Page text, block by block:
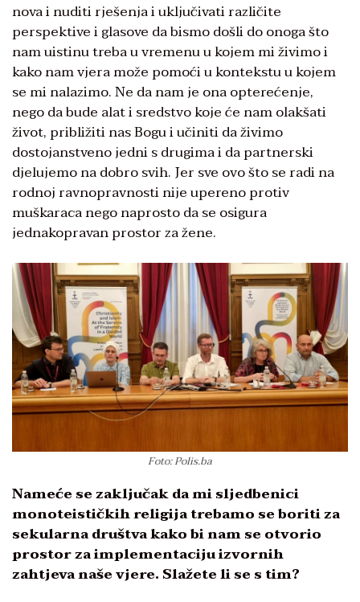
nova i nuditi rješenja i uključivati različite
perspektive i glasove da bismo došli do onoga što
nam uistinu treba u vremenu u kojem mi živimo i
kako nam vjera može pomoći u kontekstu u kojem
se mi nalazimo. Ne da nam je ona opterećenje,
nego da bude alat i sredstvo koje će nam olakšati
život, približiti nas Bogu i učiniti da živimo
dostojanstveno jedni s drugima i da partnerski
djelujemo na dobro svih. Jer sve ovo što se radi na
rodnoj ravnopravnosti nije upereno protiv
muškaraca nego naprosto da se osigura
jednakopravan prostor za žene.
Foto: Polis.ba
Nameće se zaključak da mi sljedbenici
monoteističkih religija trebamo se boriti za
sekularna društva kako bi nam se otvorio
prostor za implementaciju izvornih
zahtjeva naše vjere. Slažete li se s tim?